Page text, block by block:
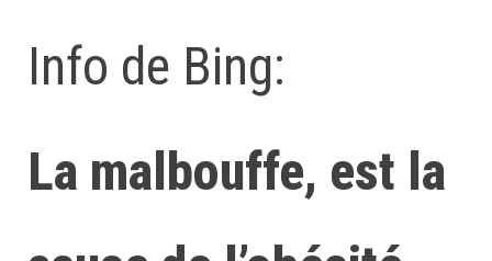
Info de Bing:
La malbouffe, est la